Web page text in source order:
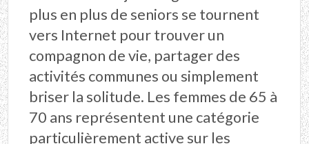
plus en plus de seniors se tournent
vers Internet pour trouver un
compagnon de vie, partager des
activités communes ou simplement
briser la solitude. Les femmes de 65 à
70 ans représentent une catégorie
particulièrement active sur les